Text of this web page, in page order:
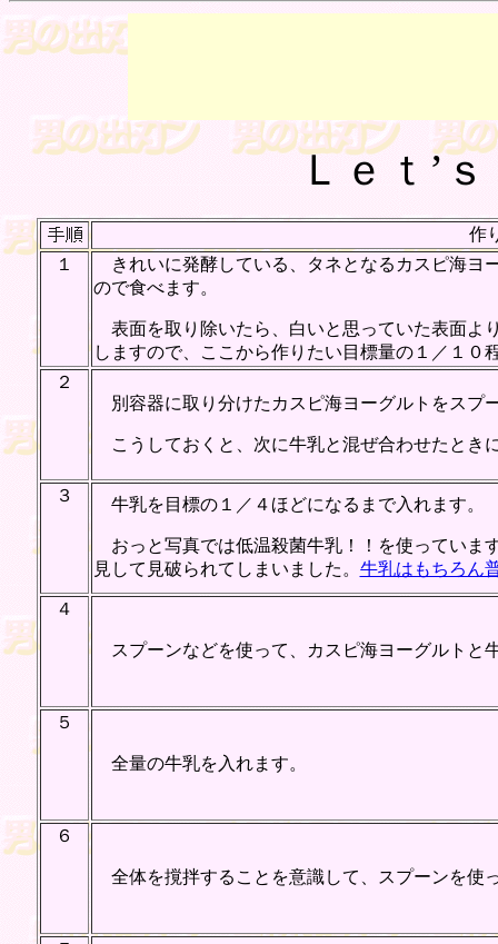
Ｌｅｔ’
作
１
きれいに発酵している、タネとなるカスピ海ヨ
ので食べます。
表面を取り除いたら、白いと思っていた表面よ
しますので、ここから作りたい目標量の１／１
２
別容器に取り分けたカスピ海ヨーグルトをスプ
こうしておくと、次に牛乳と混ぜ合わせたとき
３ 牛乳を目標の１／４ほどになるまで入れます。
おっと写真では低温殺菌牛乳！！を使っていま
見して見破られてしまいました。 牛乳はもちろん
４
スプーンなどを使って、カスピ海ヨーグルトと
５
全量の牛乳を入れます。
６
全体を撹拌することを意識して、スプーンを使